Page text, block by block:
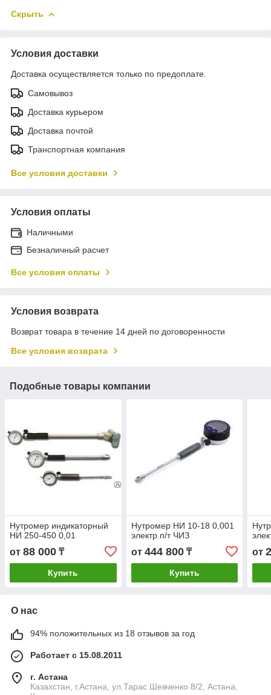
Скрыть
Условия доставки
Доставка осуществляется только по предоплате.
Самовывоз
Доставка курьером
Доставка почтой
Транспортная компания
Все условия доставки
Условия оплаты
Наличными
Безналичный расчет
Все условия оплаты
Условия возврата
Возврат товара в течение 14 дней по договоренности
Все условия возврата
Подобные товары компании
Нутромер индикаторный
НИ 250-450 0,01
от 88 000 ₸
Купить
Нутромер НИ 10-18 0,001
электр.п/т ЧИЗ
от 444 800₸
Купить
от
О нас
94% положительных из 18 отзывов за год
Работает с 15.08.2011
г. Астана
Казахстан, г.Астана, ул.Тарас Шевченко 8/2, Астана,